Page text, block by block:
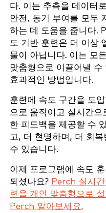
다. 이는 추측을 데이터
안전, 동기 부여를 모두
하는 데 도움을 줍니다.
도 기반 훈련은 더 이상
물이 아닙니다. 이는 모
맞춤형으로 이끌어낼
효과적인 방법입니다.
훈련에 속도 구간을 도
으로 움직이고 실시간
한 피드백을 제공할 수
고, 더 현명하며, 더 회
수 있습니다.
이제 프로그램에 속도
되셨나요? Perch 실시
련을 개인 맞춤형으로
Perch 알아보세요.